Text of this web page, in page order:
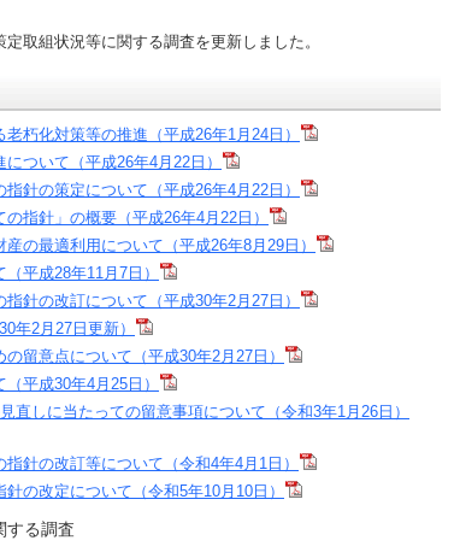
取組状況等に関する調査を更新しました。
朽化対策等の推進（平成26年1月24日）
ついて（平成26年4月22日）
針の策定について（平成26年4月22日）
指針」の概要（平成26年4月22日）
の最適利用について（平成26年8月29日）
平成28年11月7日）
針の改訂について（平成30年2月27日）
年2月27日更新）
留意点について（平成30年2月27日）
平成30年4月25日）
直しに当たっての留意事項について（令和3年1月26日）
針の改訂等について（令和4年4月1日）
の改定について（令和5年10月10日）
する調査